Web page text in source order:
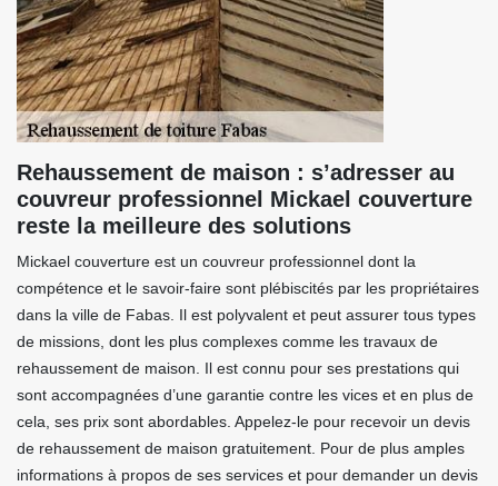
Rehaussement de maison : s’adresser au
couvreur professionnel Mickael couverture
reste la meilleure des solutions
Mickael couverture est un couvreur professionnel dont la
compétence et le savoir-faire sont plébiscités par les propriétaires
dans la ville de Fabas. Il est polyvalent et peut assurer tous types
de missions, dont les plus complexes comme les travaux de
rehaussement de maison. Il est connu pour ses prestations qui
sont accompagnées d’une garantie contre les vices et en plus de
cela, ses prix sont abordables. Appelez-le pour recevoir un devis
de rehaussement de maison gratuitement. Pour de plus amples
informations à propos de ses services et pour demander un devis